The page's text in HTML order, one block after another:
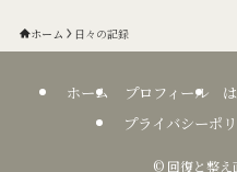
ホーム 日々の記録
ホーム プロフィール
プライバシーポ
©回復と整え